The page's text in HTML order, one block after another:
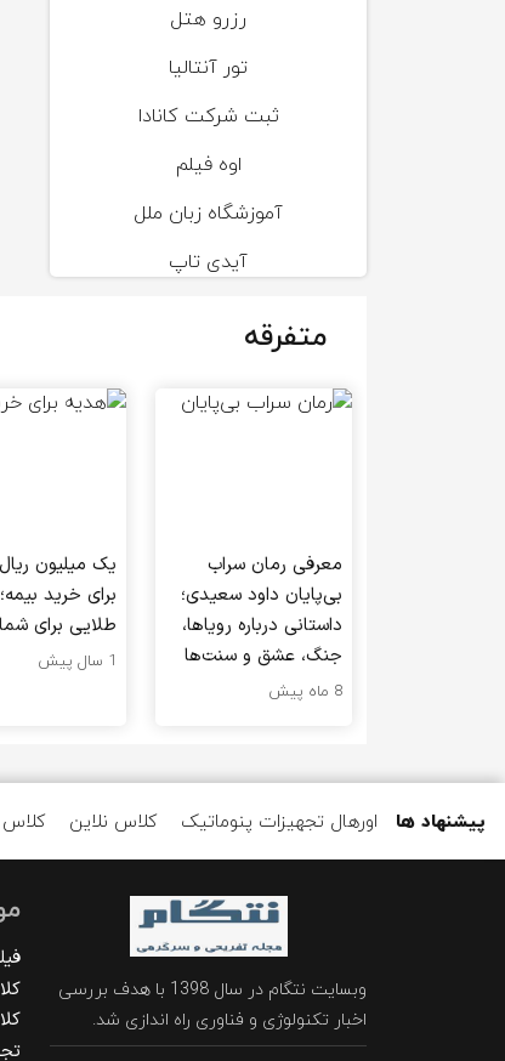
رزرو هتل
تور آنتالیا
ثبت شرکت کانادا
اوه فیلم
آموزشگاه زبان ملل
آیدی تاپ
متفرقه
معرفی رمان سراب
بی‌پایان داود سعیدی؛
داستانی درباره رویاها،
جنگ، عشق و سنت‌ها
8 ماه پیش
یک میلیون
برای خرید
طلایی برای
1 سال پیش
پیشنهاد ها کلاس کلاس نلاین اورهال تجهیزات پنوماتیک
وبسایت نتگام در سال 1398 با هدف بررسی
اخبار تکنولوژی و فناوری راه اندازی شد.